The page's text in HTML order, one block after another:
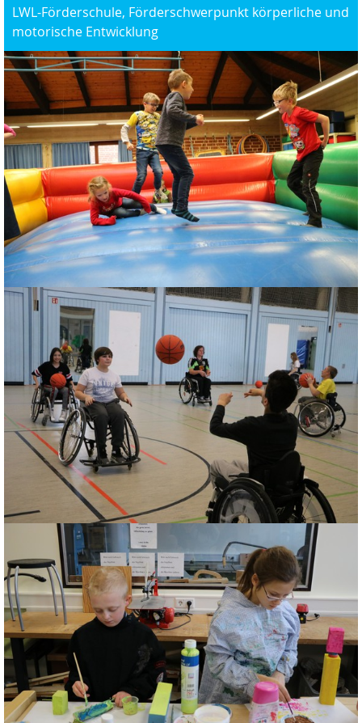
LWL-Förderschule, Förderschwerpunkt körperliche und
motorische Entwicklung